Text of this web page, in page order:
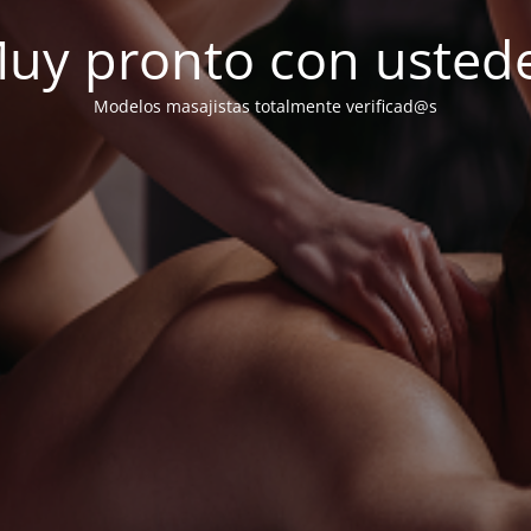
pronto con
Modelos masajistas totalmente verificad@s